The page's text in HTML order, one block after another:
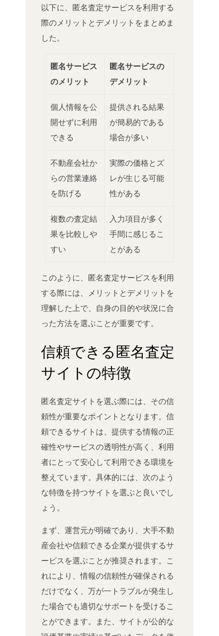
以下に、匿名査定サービスを利用する
際のメリットとデメリットをまとめま
した。
匿名サービス
のメリット
匿名サービスの
デメリット
個人情報を公
開せずに利用
できる
提供される結果
が簡易的である
場合が多い
不動産会社か
らの営業連絡
を防げる
実際の価格とズ
レが生じる可能
性がある
複数の査定結
果を比較しや
すい
入力項目が多く
手間に感じるこ
とがある
このように、匿名査定サービスを利用
する際には、メリットとデメリットを
理解した上で、自身の目的や状況に合
った方法を選ぶことが重要です。
信頼できる匿名査定
サイトの特徴
匿名査定サイトを選ぶ際には、その信
頼性が重要なポイントとなります。信
頼できるサイトは、提供する情報の正
確性やサービスの透明性が高く、利用
者にとって安心して利用できる環境を
整えています。具体的には、次のよう
な特徴を持つサイトを選ぶと良いでし
ょう。
まず、運営元が明確であり、大手不動
産会社や信頼できる企業が提供するサ
ービスを選ぶことが推奨されます。こ
れにより、情報の信頼性が確保される
だけでなく、万が一トラブルが発生し
た場合でも適切なサポートを受けるこ
とができます。また、サイトが公的な